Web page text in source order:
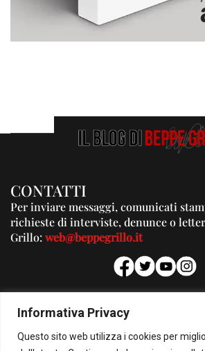
Informativa Privacy
Questo sito web utilizza i cookies per
CONTATTI
Per inviare messaggi, comunicati
richieste di interviste, denunce o
Grillo:web@beppegrillo.it
Per la tua